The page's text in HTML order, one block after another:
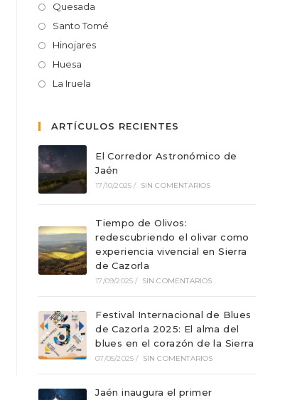
Quesada
Santo Tomé
Hinojares
Huesa
La Iruela
ARTÍCULOS RECIENTES
El Corredor Astronómico de
Jaén
17/10/2025 / SIN COMENTARIOS
Tiempo de Olivos:
redescubriendo el olivar como
experiencia vivencial en Sierra
de Cazorla
17/09/2025 / SIN COMENTARIOS
Festival Internacional de Blues
de Cazorla 2025: El alma del
blues en el corazón de la Sierra
07/05/2025 / SIN COMENTARIOS
Jaén inaugura el primer